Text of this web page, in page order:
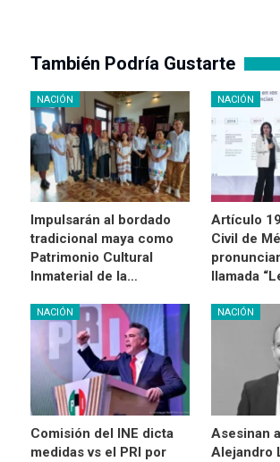
También Podría Gustarte
NACIÓN
Impulsarán al bordado
tradicional maya como
Patrimonio Cultural
Inmaterial de la…
NACIÓN
Artículo
Civil de
llamada
NACIÓN
Comisión del INE dicta
medidas vs el PRI por
NACIÓN
Asesinan
Alejandro